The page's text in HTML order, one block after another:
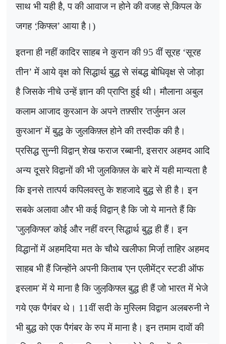
साथ भी यही है,प की आवाज न होने की वजह से कि़पल के
जगह ‘कि़फ्ल’ आया है।)
इतना ही नहीं कादिर साहब ने कुरान की95 वीं सूरह ‘सूरह
तीन’में आये वृक्ष को सिद्धार्थ बुद्ध से संबद्ध बोधिवृक्ष से जोड़ा
है जिसके नीचे उन्हें ज्ञान की प्राप्ति हुई थी। मौलाना अबुल
कलाम आजाद कुरआन के अपने तफ़्सीर'तर्जुमन अल
कुरआन'में बुद्ध के जुलकिफ़्ल होने की तस्दीक की है।
प्रसिद्ध सुन्नी विद्वान् शेख फराज रब्बानी,इसरार अहमद आदि
अन्य दूसरे विद्वानों की भी जुलकिफ़्ल के बारे में यही मान्यता है
कि इनसे तात्पर्य कपिलवस्तु के शहजादे बुद्ध से ही है। इन
सबके अलावा और भी कई विद्वान् है कि जो ये मानते हैं कि
'जुलकि़फ्ल'कोई और नहीं वरन् सिद्धार्थ बुद्ध ही हैं। इन
विद्धानों में अहमदिया मत के चौथे खलीफा मिर्जा़ ताहिर अहमद
साहब भी हैं जिन्होंने अपनी किताब'एन एलीमेंट्र स्टडी ऑफ
इस्लाम'में ये माना है कि जुलकि़फ्ल बुद्ध ही हैं जो भारत में भेजे
गये एक पैगंबर थे। 11वीं सदी के मुस्लिम विद्वान अलबरुनी ने
भी बुद्ध को एक पैगंबर के रुप में माना है। इन तमाम दावों की